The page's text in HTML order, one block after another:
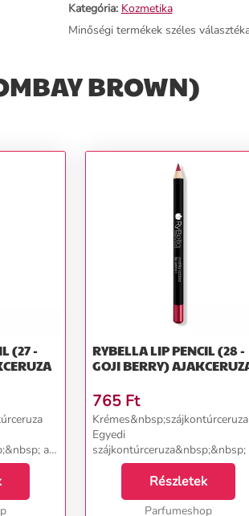
Kategória: Kozmetika
Minőségi termékek széles
BROWN)
(27 -
AJAKCERUZA
a
ajkak
a
RYBELLA LIP PENCIL (28 -
GOJI BERRY)
765 Ft
Krémes&nbsp;szájkontúrceruza
Egyedi
szájkontúrceruza&nbsp;&nbsp;
RyBella olasz márkától,
amely&nbsp;tökéletesen
hangsúlyozza és kitölti az ajkak
formáját és megakadályozza a
Részletek
Parfumeshop